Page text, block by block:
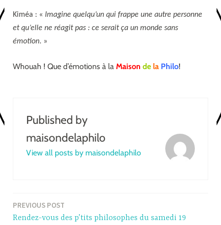
Kiméa : « Imagine quelqu’un qui frappe une autre personne
et qu’elle ne réagit pas : ce serait ça un monde sans
émotion. »
Whouah ! Que d’émotions à la Maison de la Philo!
Published by
maisondelaphilo
View all posts by maisondelaphilo
Post
PREVIOUS POST
Rendez-vous des p’tits philosophes du samedi 19